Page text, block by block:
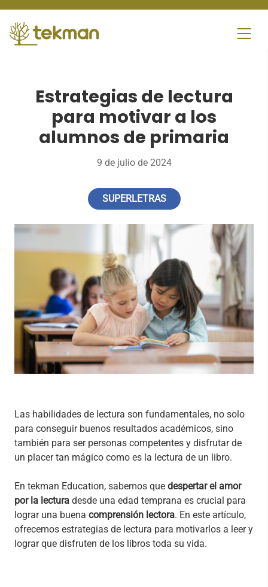
content
Estrategias de lectura
para motivar a los
alumnos de primaria
9 de julio de 2024
SUPERLETRAS
Las habilidades de lectura son fundamentales, no solo
para conseguir buenos resultados académicos, sino
también para ser personas competentes y disfrutar de
un placer tan mágico como es la lectura de un libro.
En tekman Education, sabemos que despertar el amor
por la lectura desde una edad temprana es crucial para
lograr una buena comprensión lectora. En este artículo,
ofrecemos estrategias de lectura para motivarlos a leer y
lograr que disfruten de los libros toda su vida.